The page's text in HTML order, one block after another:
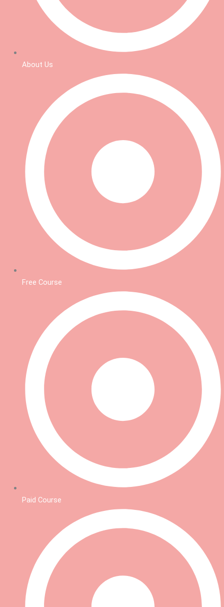
g
e
About Us
Free Course
Paid Course